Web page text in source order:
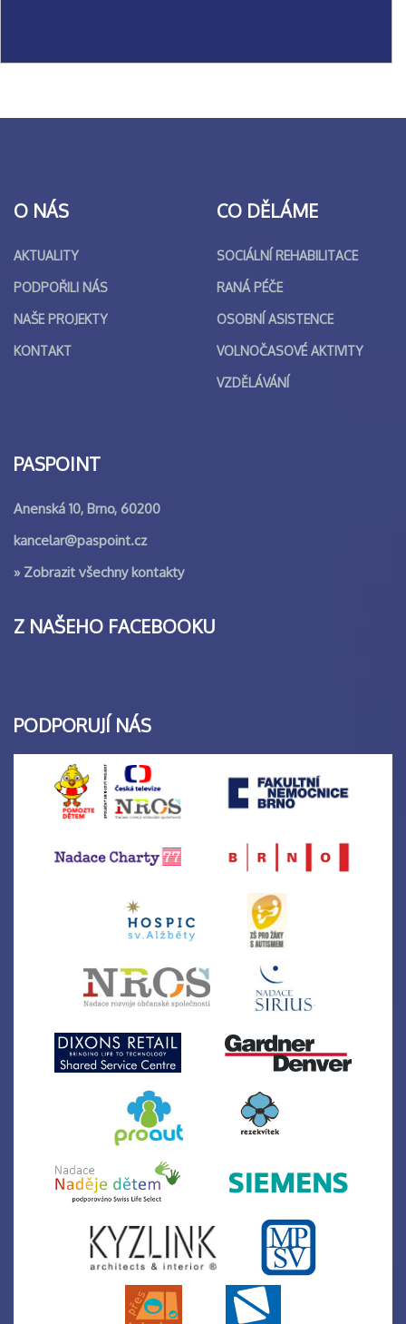
O NÁS
AKTUALITY
PODPOŘILI NÁS
NAŠE PROJEKTY
KONTAKT
CO DĚLÁME
SOCIÁLNÍ REHABILITACE
RANÁ PÉČE
OSOBNÍ ASISTENCE
VOLNOČASOVÉ AKTIVITY
VZDĚLÁVÁNÍ
PASPOINT
Anenská 10, Brno, 60200
kancelar@paspoint.cz
» Zobrazit všechny kontakty
Z NAŠEHO FACEBOOKU
PODPORUJÍ NÁS